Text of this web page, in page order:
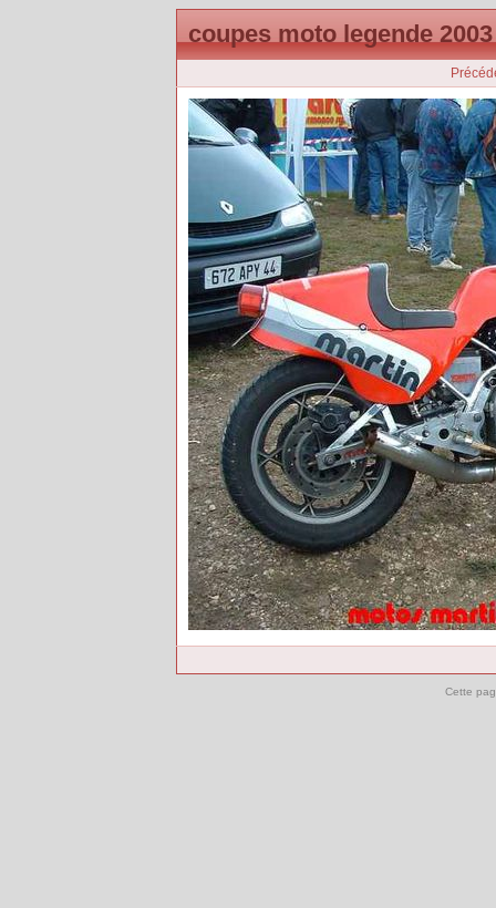
coupes moto legende 2003
Cette